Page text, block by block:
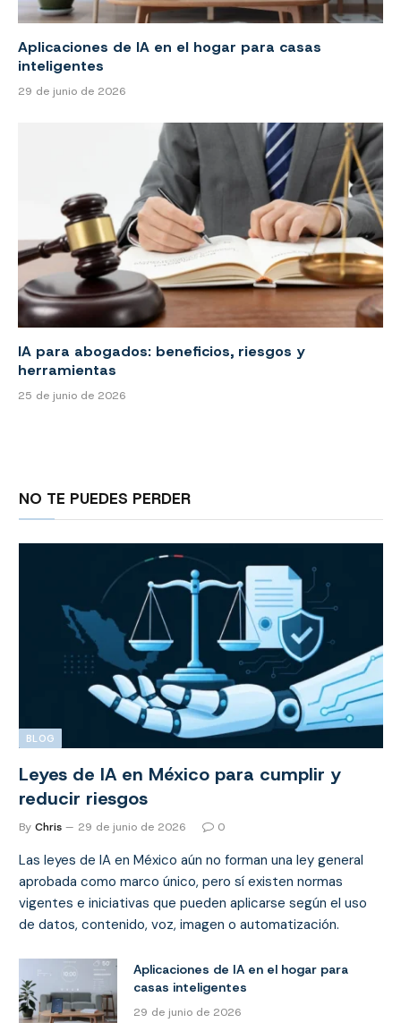
Aplicaciones de IA en el hogar para casas
inteligentes
29 de junio de 2026
IA para abogados: beneficios, riesgos y
herramientas
25 de junio de 2026
NO TE PUEDES PERDER
BLOG
Leyes de IA en México para cumplir y
reducir riesgos
By Chris 29 de junio de 2026 0
Las leyes de IA en México aún no forman una ley general
aprobada como marco único, pero sí existen normas
vigentes e iniciativas que pueden aplicarse según el uso
de datos, contenido, voz, imagen o automatización.
Aplicaciones de IA en el hogar para
casas inteligentes
29 de junio de 2026